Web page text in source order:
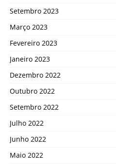
Setembro 2023
Março 2023
Fevereiro 2023
Janeiro 2023
Dezembro 2022
Outubro 2022
Setembro 2022
Julho 2022
Junho 2022
Maio 2022